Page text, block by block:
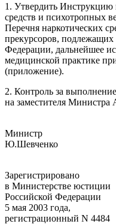
1. Утвердить
средств и психотропных
Перечня наркотических
прекурсоров,
Федерации, дальнейшее
медицинской практике
(приложение).
2. Контроль за
на заместителя Министра
Министр
Ю.Шевченко
Зарегистрировано
в Министерстве юстиции
Российской Федерации
5 мая 2003 года,
регистрационный N 4484